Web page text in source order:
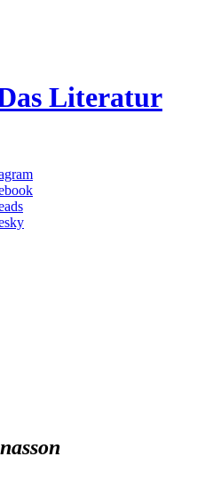
Literatur